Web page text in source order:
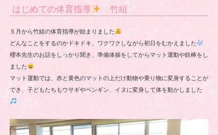
育
園
はじめての体育指導 竹組
５月から竹組の体育指導が始まりました
どんなことをするのかドキドキ、ワクワクしながら初日をむかえました
櫻本先生のお話をしっかり聞き、準備体操をしてからマット運動や鉄棒をし
ました
マット運動では、赤と黄色のマットの上だけ動物や乗り物に変身することが
でき、子どもたちもウサギやペンギン、イヌに変身して体を動かしました